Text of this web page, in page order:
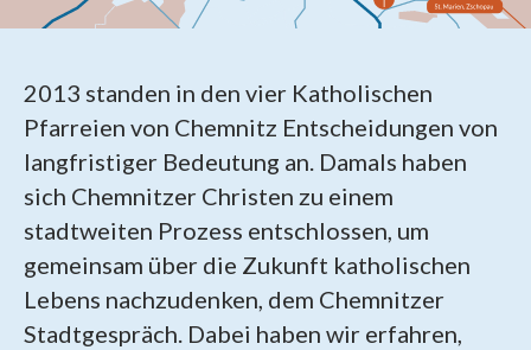
2013 standen in den vier Katholischen
Pfarreien von Chemnitz Entscheidungen von
langfristiger Bedeutung an. Damals haben
sich Chemnitzer Christen zu einem
stadtweiten Prozess entschlossen, um
gemeinsam über die Zukunft katholischen
Lebens nachzudenken, dem Chemnitzer
Stadtgespräch. Dabei haben wir erfahren,